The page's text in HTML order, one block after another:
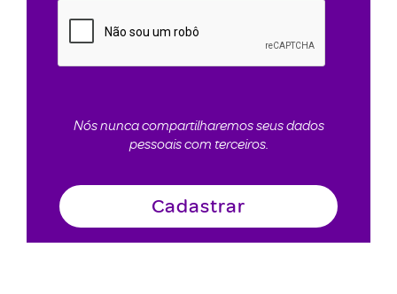
Nós nunca compartilharemos seus dados
pessoais com terceiros.